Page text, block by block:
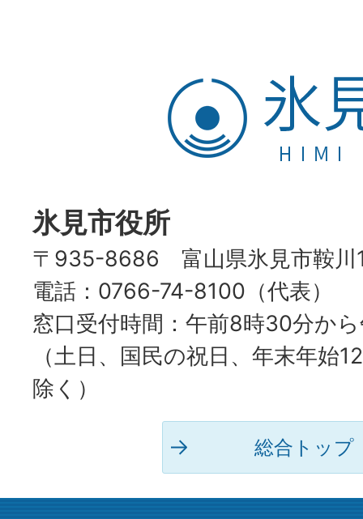
氷
見
市
氷見市役所
〒935-8686 富山県氷見市鞍川
電話：0766-74-8100（代表）
窓口受付時間：午前8時30分か
（土日、国民の祝日、年末年始
除く）
総合トップ